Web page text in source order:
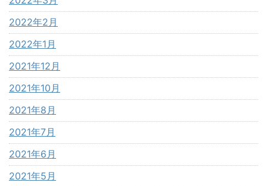
2022年2月
2022年1月
2021年12月
2021年10月
2021年8月
2021年7月
2021年6月
2021年5月